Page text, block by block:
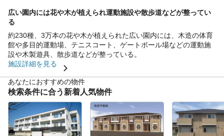
広い園内には花や木が植えられ運動施設や散歩道などが整ってい
る
約230種、3万本の花や木が植えられた広い園内には、木造の体育
館や多目的運動場、テニスコート、ゲートボール場などの運動施
設や木製遊具、散歩道などが整っている。
施設詳細を見る
あなたにおすすめの物件
検索条件に合う新着人気物件